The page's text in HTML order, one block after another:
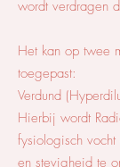
wordt verdragen
Het kan op twee
toegepast:
Verdund
Hierbij wordt
fysiologisch
en stevigheid te